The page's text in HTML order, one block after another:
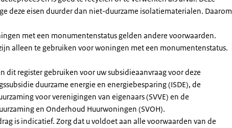
deze eisen duurder dan niet-duurzame isolatiematerialen. Daarom
met een monumentenstatus gelden andere voorwaarden.
alleen te gebruiken voor woningen met een monumentenstatus.
dit register gebruiken voor uw subsidieaanvraag voor deze
duurzame energie en energiebesparing (ISDE), de
voor verenigingen van eigenaars (SVVE) en de
en Onderhoud Huurwoningen (SVOH).
is indicatief. Zorg dat u voldoet aan alle voorwaarden van de